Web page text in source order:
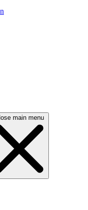
main menu